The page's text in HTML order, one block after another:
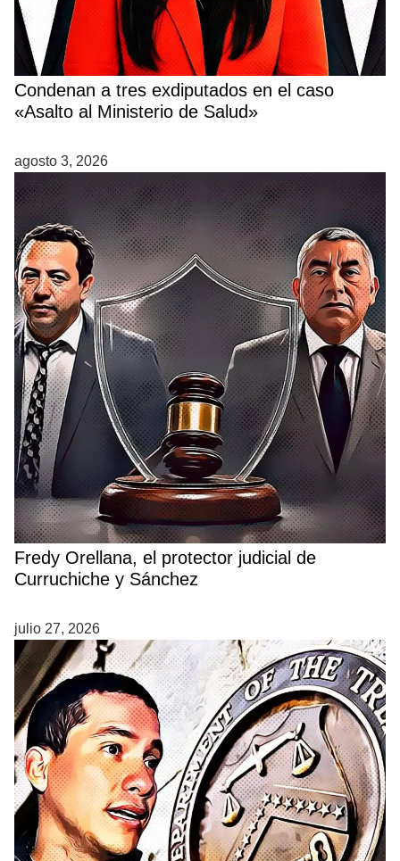
Condenan a tres exdiputados en el caso
«Asalto al Ministerio de Salud»
agosto 3, 2026
Fredy Orellana, el protector judicial de
Curruchiche y Sánchez
julio 27, 2026